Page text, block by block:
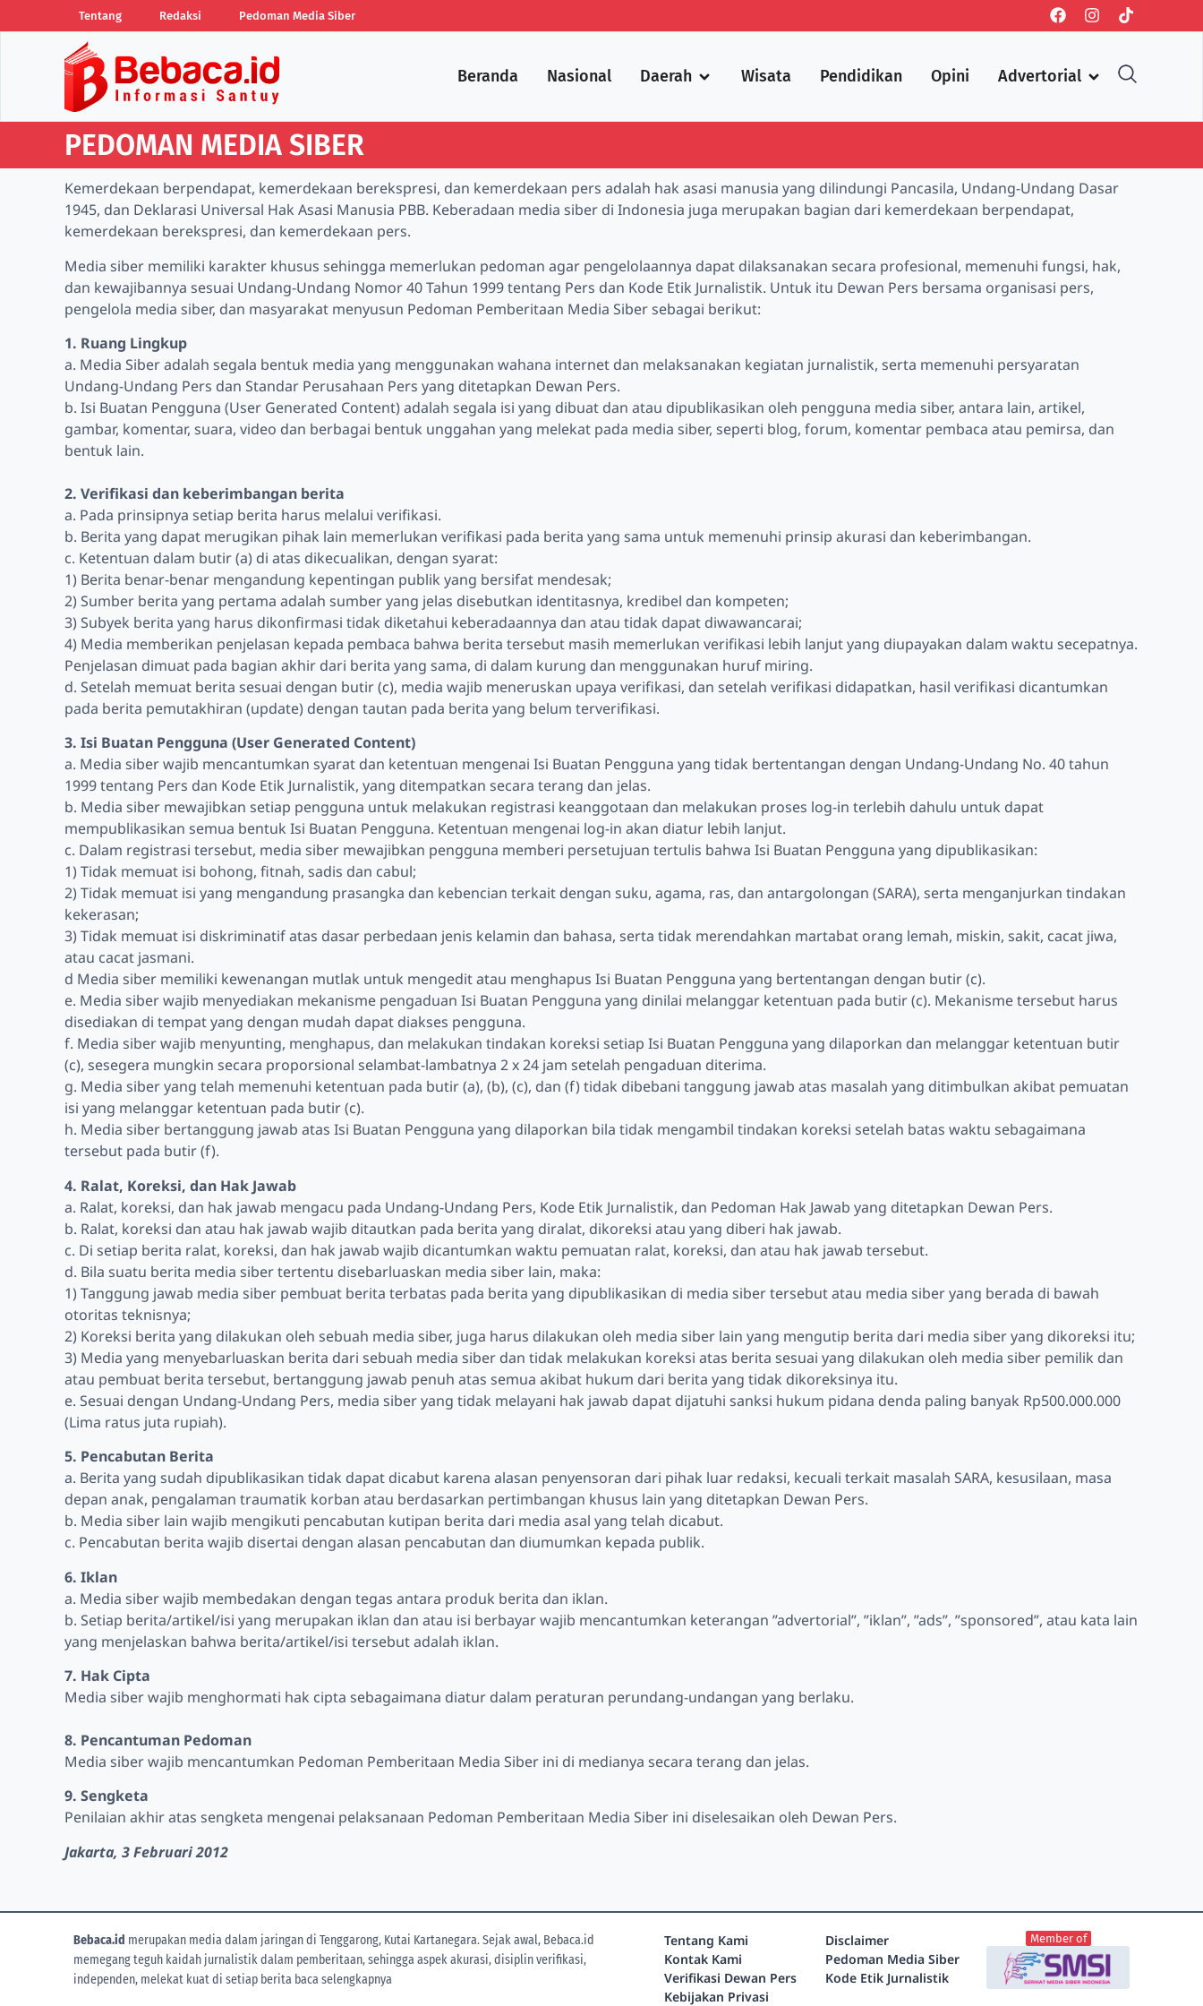
Tentang Redaksi Pedoman Media Siber
Beranda Nasional Daerah Wisata Pendidikan Opini Advertorial
PEDOMAN MEDIA SIBER
Kemerdekaan berpendapat, kemerdekaan berekspresi, dan kemerdekaan pers adalah hak asasi manusia yang dilindungi Pancasila, Undang-Undang Dasar
1945, dan Deklarasi Universal Hak Asasi Manusia PBB. Keberadaan media siber di Indonesia juga merupakan bagian dari kemerdekaan berpendapat,
kemerdekaan berekspresi, dan kemerdekaan pers.
Media siber memiliki karakter khusus sehingga memerlukan pedoman agar pengelolaannya dapat dilaksanakan secara profesional, memenuhi fungsi, hak,
dan kewajibannya sesuai Undang-Undang Nomor 40 Tahun 1999 tentang Pers dan Kode Etik Jurnalistik. Untuk itu Dewan Pers bersama organisasi pers,
pengelola media siber, dan masyarakat menyusun Pedoman Pemberitaan Media Siber sebagai berikut:
1. Ruang Lingkup
a. Media Siber adalah segala bentuk media yang menggunakan wahana internet dan melaksanakan kegiatan jurnalistik, serta memenuhi persyaratan
Undang-Undang Pers dan Standar Perusahaan Pers yang ditetapkan Dewan Pers.
b. Isi Buatan Pengguna (User Generated Content) adalah segala isi yang dibuat dan atau dipublikasikan oleh pengguna media siber, antara lain, artikel,
gambar, komentar, suara, video dan berbagai bentuk unggahan yang melekat pada media siber, seperti blog, forum, komentar pembaca atau pemirsa, dan
bentuk lain.
2. Verifikasi dan keberimbangan berita
a. Pada prinsipnya setiap berita harus melalui verifikasi.
b. Berita yang dapat merugikan pihak lain memerlukan verifikasi pada berita yang sama untuk memenuhi prinsip akurasi dan keberimbangan.
c. Ketentuan dalam butir (a) di atas dikecualikan, dengan syarat:
1) Berita benar-benar mengandung kepentingan publik yang bersifat mendesak;
2) Sumber berita yang pertama adalah sumber yang jelas disebutkan identitasnya, kredibel dan kompeten;
3) Subyek berita yang harus dikonfirmasi tidak diketahui keberadaannya dan atau tidak dapat diwawancarai;
4) Media memberikan penjelasan kepada pembaca bahwa berita tersebut masih memerlukan verifikasi lebih lanjut yang diupayakan dalam waktu secepatnya.
Penjelasan dimuat pada bagian akhir dari berita yang sama, di dalam kurung dan menggunakan huruf miring.
d. Setelah memuat berita sesuai dengan butir (c), media wajib meneruskan upaya verifikasi, dan setelah verifikasi didapatkan, hasil verifikasi dicantumkan
pada berita pemutakhiran (update) dengan tautan pada berita yang belum terverifikasi.
3. Isi Buatan Pengguna (User Generated Content)
a. Media siber wajib mencantumkan syarat dan ketentuan mengenai Isi Buatan Pengguna yang tidak bertentangan dengan Undang-Undang No. 40 tahun
1999 tentang Pers dan Kode Etik Jurnalistik, yang ditempatkan secara terang dan jelas.
b. Media siber mewajibkan setiap pengguna untuk melakukan registrasi keanggotaan dan melakukan proses log-in terlebih dahulu untuk dapat
mempublikasikan semua bentuk Isi Buatan Pengguna. Ketentuan mengenai log-in akan diatur lebih lanjut.
c. Dalam registrasi tersebut, media siber mewajibkan pengguna memberi persetujuan tertulis bahwa Isi Buatan Pengguna yang dipublikasikan:
1) Tidak memuat isi bohong, fitnah, sadis dan cabul;
2) Tidak memuat isi yang mengandung prasangka dan kebencian terkait dengan suku, agama, ras, dan antargolongan (SARA), serta menganjurkan tindakan
kekerasan;
3) Tidak memuat isi diskriminatif atas dasar perbedaan jenis kelamin dan bahasa, serta tidak merendahkan martabat orang lemah, miskin, sakit, cacat jiwa,
atau cacat jasmani.
d Media siber memiliki kewenangan mutlak untuk mengedit atau menghapus Isi Buatan Pengguna yang bertentangan dengan butir (c).
e. Media siber wajib menyediakan mekanisme pengaduan Isi Buatan Pengguna yang dinilai melanggar ketentuan pada butir (c). Mekanisme tersebut harus
disediakan di tempat yang dengan mudah dapat diakses pengguna.
f. Media siber wajib menyunting, menghapus, dan melakukan tindakan koreksi setiap Isi Buatan Pengguna yang dilaporkan dan melanggar ketentuan butir
(c), sesegera mungkin secara proporsional selambat-lambatnya 2 x 24 jam setelah pengaduan diterima.
g. Media siber yang telah memenuhi ketentuan pada butir (a), (b), (c), dan (f) tidak dibebani tanggung jawab atas masalah yang ditimbulkan akibat pemuatan
isi yang melanggar ketentuan pada butir (c).
h. Media siber bertanggung jawab atas Isi Buatan Pengguna yang dilaporkan bila tidak mengambil tindakan koreksi setelah batas waktu sebagaimana
tersebut pada butir (f).
4. Ralat, Koreksi, dan Hak Jawab
a. Ralat, koreksi, dan hak jawab mengacu pada Undang-Undang Pers, Kode Etik Jurnalistik, dan Pedoman Hak Jawab yang ditetapkan Dewan Pers.
b. Ralat, koreksi dan atau hak jawab wajib ditautkan pada berita yang diralat, dikoreksi atau yang diberi hak jawab.
c. Di setiap berita ralat, koreksi, dan hak jawab wajib dicantumkan waktu pemuatan ralat, koreksi, dan atau hak jawab tersebut.
d. Bila suatu berita media siber tertentu disebarluaskan media siber lain, maka:
1) Tanggung jawab media siber pembuat berita terbatas pada berita yang dipublikasikan di media siber tersebut atau media siber yang berada di bawah
otoritas teknisnya;
2) Koreksi berita yang dilakukan oleh sebuah media siber, juga harus dilakukan oleh media siber lain yang mengutip berita dari media siber yang dikoreksi itu;
3) Media yang menyebarluaskan berita dari sebuah media siber dan tidak melakukan koreksi atas berita sesuai yang dilakukan oleh media siber pemilik dan
atau pembuat berita tersebut, bertanggung jawab penuh atas semua akibat hukum dari berita yang tidak dikoreksinya itu.
e. Sesuai dengan Undang-Undang Pers, media siber yang tidak melayani hak jawab dapat dijatuhi sanksi hukum pidana denda paling banyak Rp500.000.000
(Lima ratus juta rupiah).
5. Pencabutan Berita
a. Berita yang sudah dipublikasikan tidak dapat dicabut karena alasan penyensoran dari pihak luar redaksi, kecuali terkait masalah SARA, kesusilaan, masa
depan anak, pengalaman traumatik korban atau berdasarkan pertimbangan khusus lain yang ditetapkan Dewan Pers.
b. Media siber lain wajib mengikuti pencabutan kutipan berita dari media asal yang telah dicabut.
c. Pencabutan berita wajib disertai dengan alasan pencabutan dan diumumkan kepada publik.
6. Iklan
a. Media siber wajib membedakan dengan tegas antara produk berita dan iklan.
b. Setiap berita/artikel/isi yang merupakan iklan dan atau isi berbayar wajib mencantumkan keterangan ”advertorial”, ”iklan”, ”ads”, ”sponsored”, atau kata lain
yang menjelaskan bahwa berita/artikel/isi tersebut adalah iklan.
7. Hak Cipta
Media siber wajib menghormati hak cipta sebagaimana diatur dalam peraturan perundang-undangan yang berlaku.
8. Pencantuman Pedoman
Media siber wajib mencantumkan Pedoman Pemberitaan Media Siber ini di medianya secara terang dan jelas.
9. Sengketa
Penilaian akhir atas sengketa mengenai pelaksanaan Pedoman Pemberitaan Media Siber ini diselesaikan oleh Dewan Pers.
Jakarta, 3 Februari 2012
Bebaca.id merupakan media dalam jaringan di Tenggarong, Kutai Kartanegara. Sejak awal, Bebaca.id
memegang teguh kaidah jurnalistik dalam pemberitaan, sehingga aspek akurasi, disiplin verifikasi,
independen, melekat kuat di setiap berita baca selengkapnya
Tentang Kami
Kontak Kami
Verifikasi Dewan Pers
Kebijakan Privasi
Disclaimer
Pedoman Media Siber
Kode Etik Jurnalistik
Member of